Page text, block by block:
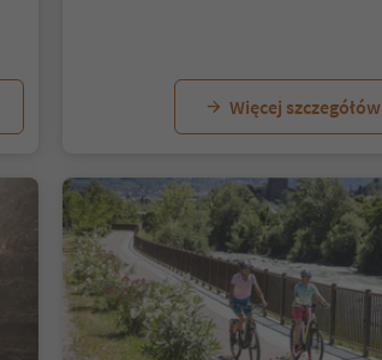
Więcej szczegółów